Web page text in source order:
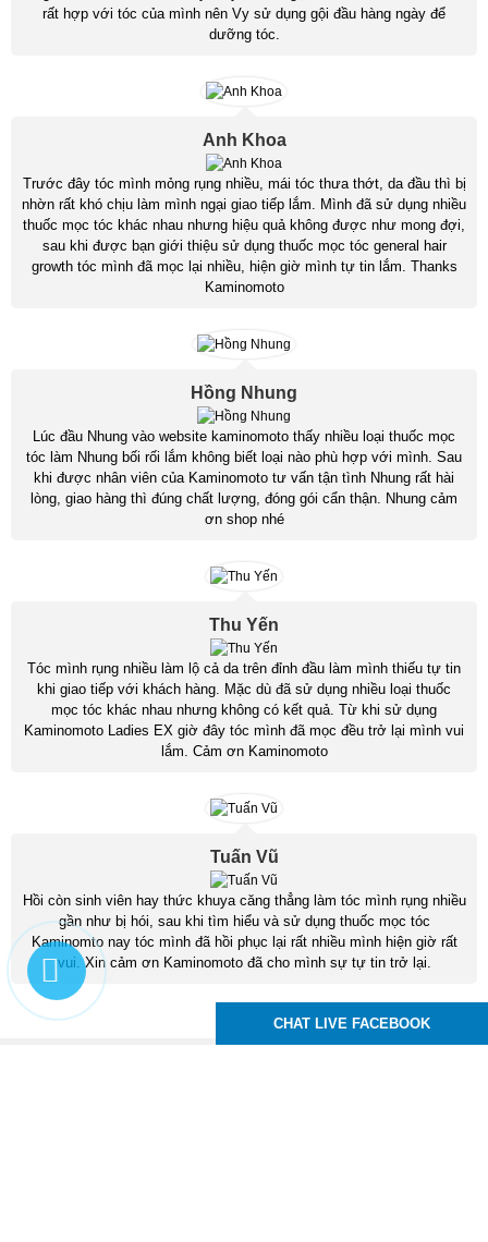
rất hợp với tóc của mình nên Vy sử dụng gội đầu hàng ngày để
dưỡng tóc.
Anh Khoa
Trước đây tóc mình mỏng rụng nhiều, mái tóc thưa thớt, da đầu thì bị
nhờn rất khó chịu làm mình ngại giao tiếp lắm. Mình đã sử dụng nhiều
thuốc mọc tóc khác nhau nhưng hiệu quả không được như mong đợi,
sau khi được bạn giới thiệu sử dụng thuốc mọc tóc general hair
growth tóc mình đã mọc lại nhiều, hiện giờ mình tự tin lắm. Thanks
Kaminomoto
Hồng Nhung
Lúc đầu Nhung vào website kaminomoto thấy nhiều loại thuốc mọc
tóc làm Nhung bối rối lắm không biết loại nào phù hợp với mình. Sau
khi được nhân viên của Kaminomoto tư vấn tận tình Nhung rất hài
lòng, giao hàng thì đúng chất lượng, đóng gói cẩn thận. Nhung cảm
ơn shop nhé
Thu Yến
Tóc mình rụng nhiều làm lộ cả da trên đỉnh đầu làm mình thiếu tự tin
khi giao tiếp với khách hàng. Mặc dù đã sử dụng nhiều loại thuốc
mọc tóc khác nhau nhưng không có kết quả. Từ khi sử dụng
Kaminomoto Ladies EX giờ đây tóc mình đã mọc đều trở lại mình vui
lắm. Cảm ơn Kaminomoto
Tuấn Vũ
Hồi còn sinh viên hay thức khuya căng thẳng làm tóc mình rụng nhiều
gần như bị hói, sau khi tìm hiểu và sử dụng thuốc mọc tóc
Kaminomto nay tóc mình đã hồi phục lại rất nhiều mình hiện giờ rất
vui. Xin cảm ơn Kaminomoto đã cho mình sự tự tin trở lại.
CHAT LIVE FACEBOOK